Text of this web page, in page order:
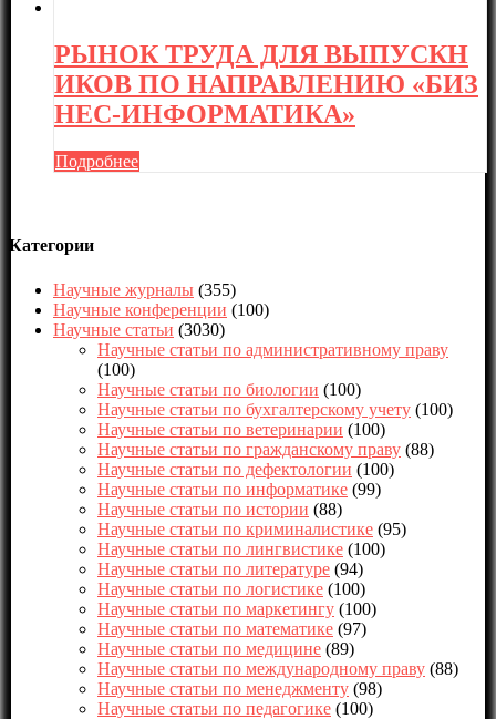
РЫНОК ТРУДА ДЛЯ ВЫПУСКН
ИКОВ ПО НАПРАВЛЕНИЮ «БИЗ
НЕС-ИНФОРМАТИКА»
Подробнее
Категории
Научные журналы (355)
Научные конференции (100)
Научные статьи (3030)
Научные статьи по административному праву
(100)
Научные статьи по биологии (100)
Научные статьи по бухгалтерскому учету (100)
Научные статьи по ветеринарии (100)
Научные статьи по гражданскому праву (88)
Научные статьи по дефектологии (100)
Научные статьи по информатике (99)
Научные статьи по истории (88)
Научные статьи по криминалистике (95)
Научные статьи по лингвистике (100)
Научные статьи по литературе (94)
Научные статьи по логистике (100)
Научные статьи по маркетингу (100)
Научные статьи по математике (97)
Научные статьи по медицине (89)
Научные статьи по международному праву (88)
Научные статьи по менеджменту (98)
Научные статьи по педагогике (100)